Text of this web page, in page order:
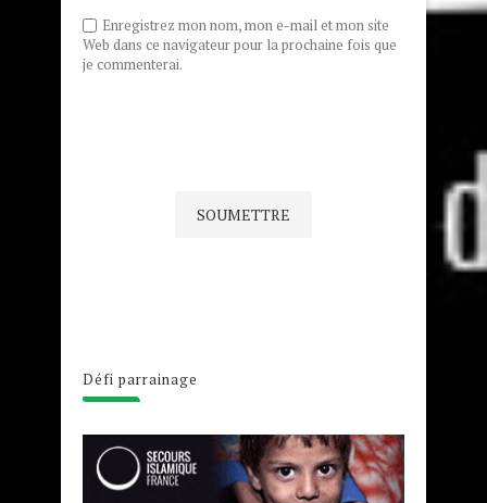
Enregistrez mon nom, mon e-mail et mon site
Web dans ce navigateur pour la prochaine fois que
je commenterai.
Défi parrainage